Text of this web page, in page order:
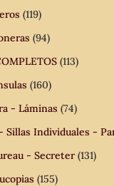
(119)
(94)
(113)
(160)
- Láminas (74)
Sillas Individuales -
- Secreter (131)
(155)